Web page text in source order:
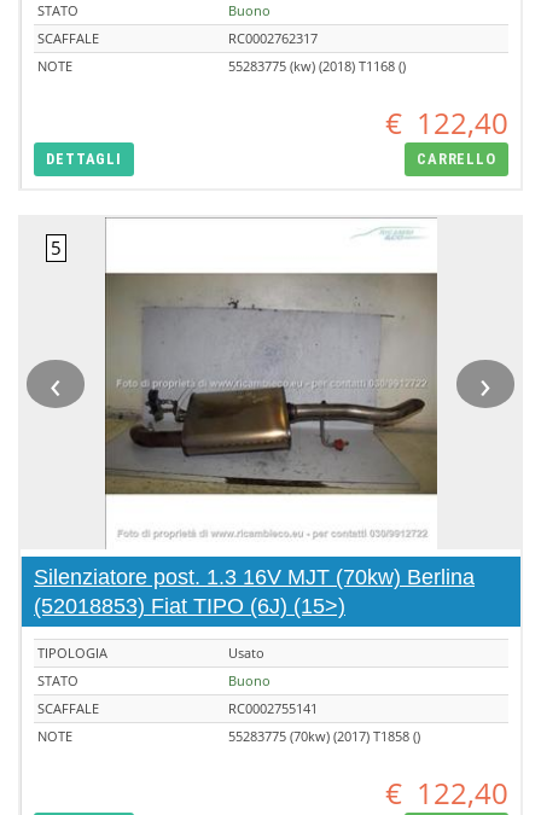
STATO
Buono
SCAFFALE
RC0002762317
NOTE
55283775 (kw) (2018) T1168 ()
€ 122,40
DETTAGLI CARRELLO
‹ ›
Silenziatore post. 1.3 16V MJT (70kw) Berlina
(52018853) Fiat TIPO (6J) (15>)
TIPOLOGIA
Usato
STATO
Buono
SCAFFALE
RC0002755141
NOTE
55283775 (70kw) (2017) T1858 ()
€ 122,40